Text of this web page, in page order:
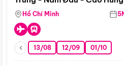
Hồ Chí Minh
13/08 12/09 01/10